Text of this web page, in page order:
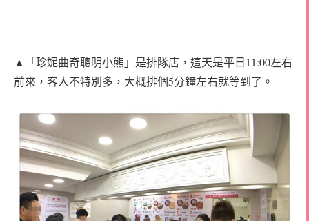
▲「珍妮曲奇聰明小熊」是排隊店，這天是平日11:00左右
前來，客人不特別多，大概排個5分鐘左右就等到了。